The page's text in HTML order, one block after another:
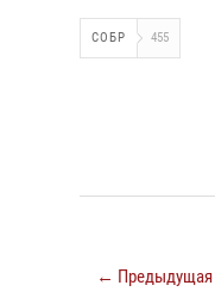
СОБР 455
← Предыдущая